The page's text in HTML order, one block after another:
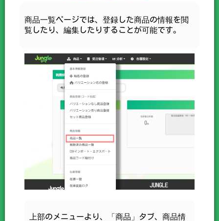
商品一覧ページでは、登録した商品の情報を閲
覧したり、編集したりすることが可能です。
上部のメニューより、「商品」タブ、商品情